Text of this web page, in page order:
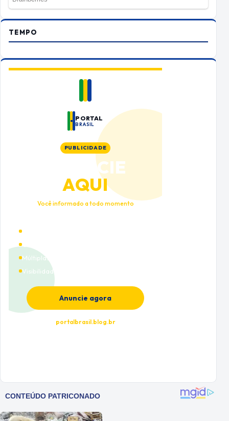
TEMPO
PORTAL
BRASIL
PUBLICIDADE
ANUNCIE
AQUI
Você informado a todo momento
Cobertura nacional
Múltiplas categorias
Visibilidade premium
Anuncie agora
portalbrasil.blog.br